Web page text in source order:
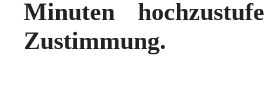
Minuten
Zustimmung.